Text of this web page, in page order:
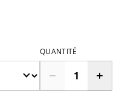
QUANTITÉ